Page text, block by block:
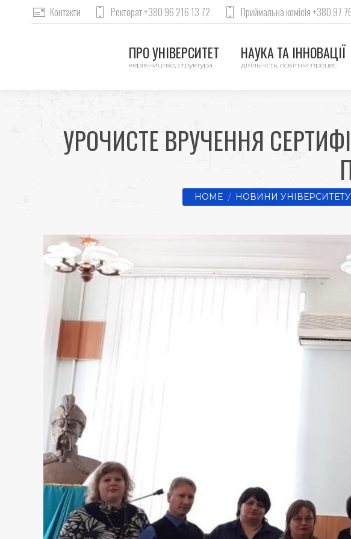
Контакти Ректорат +380 96 216 13 72 Приймальна комісія +380 97
ПРО УНІВЕРСИТЕТ
керівництво, структура
НАУКА ТА ІННОВАЦІЇ
діяльність, освітній процес
УРОЧИСТЕ ВРУЧЕННЯ
You are here:
HOME НОВИНИ УНІВЕРСИТЕТУ